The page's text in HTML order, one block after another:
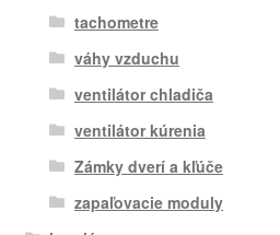
tachometre
váhy vzduchu
ventilátor chladiča
ventilátor kúrenia
Zámky dverí a kľúče
zapaľovacie moduly